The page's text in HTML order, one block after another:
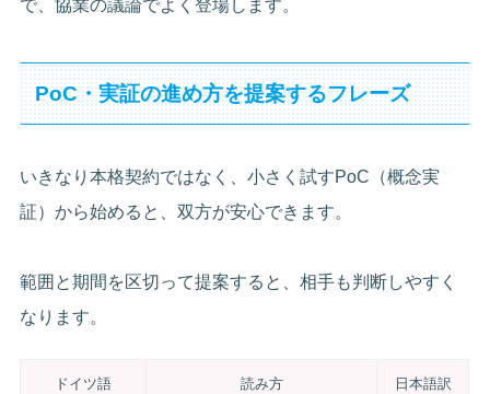
で、協業の議論でよく登場します。
PoC・実証の進め方を提案するフレーズ
いきなり本格契約ではなく、小さく試すPoC（概念実
証）から始めると、双方が安心できます。
範囲と期間を区切って提案すると、相手も判断しやすく
なります。
ドイツ語 読み方 日本語訳